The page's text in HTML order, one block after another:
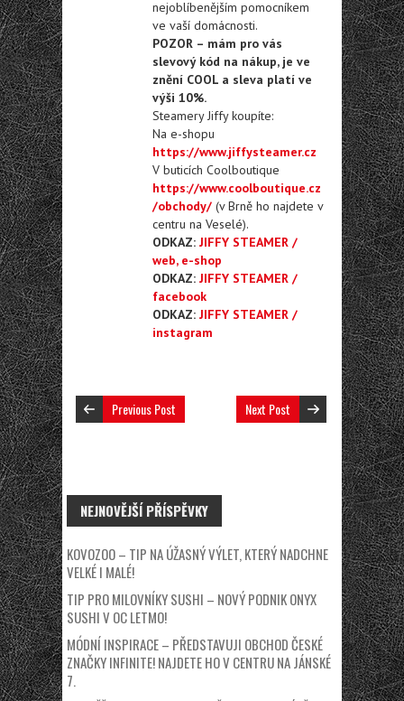
nejoblíbenějším pomocníkem
ve vaší domácnosti.
POZOR – mám pro vás
slevový kód na nákup, je ve
znění COOL a sleva platí ve
výši 10%.
Steamery Jiffy koupíte:
Na e-shopu
https://www.jiffysteamer.cz
V buticích Coolboutique
https://www.coolboutique.cz
/obchody/ (v Brně ho najdete v
centru na Veselé).
ODKAZ: JIFFY STEAMER /
web, e-shop
ODKAZ: JIFFY STEAMER /
facebook
ODKAZ: JIFFY STEAMER /
instagram
Previous Post Next Post
NEJNOVĚJŠÍ PŘÍSPĚVKY
KOVOZOO – TIP NA ÚŽASNÝ VÝLET, KTERÝ NADCHNE
VELKÉ I MALÉ!
TIP PRO MILOVNÍKY SUSHI – NOVÝ PODNIK ONYX
SUSHI V OC LETMO!
MÓDNÍ INSPIRACE – PŘEDSTAVUJI OBCHOD ČESKÉ
ZNAČKY INFINITE! NAJDETE HO V CENTRU NA JÁNSKÉ
7.